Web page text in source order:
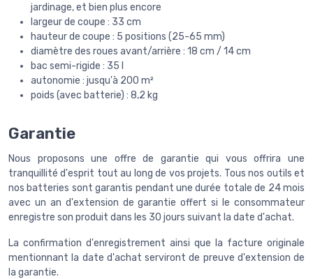
jardinage, et bien plus encore
largeur de coupe : 33 cm
hauteur de coupe : 5 positions (25-65 mm)
diamètre des roues avant/arrière : 18 cm / 14 cm
bac semi-rigide : 35 l
autonomie : jusqu'à 200 m²
poids (avec batterie) : 8,2 kg
Garantie
Nous proposons une offre de garantie qui vous offrira une
tranquillité d'esprit tout au long de vos projets. Tous nos outils et
nos batteries sont garantis pendant une durée totale de 24 mois
avec un an d'extension de garantie offert si le consommateur
enregistre son produit dans les 30 jours suivant la date d'achat.
La confirmation d'enregistrement ainsi que la facture originale
mentionnant la date d'achat serviront de preuve d'extension de
la garantie.